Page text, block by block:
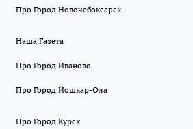
Про Город Новочебоксарск
Наша Газета
Про Город Иваново
Про Город Йошкар-Ола
Про Город Курск